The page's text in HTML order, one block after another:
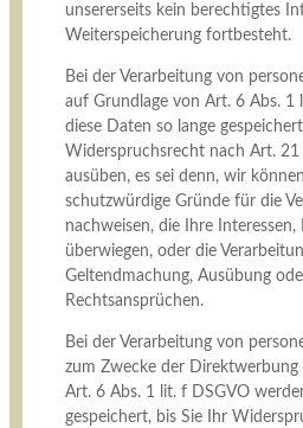
unsererseits kein berechtigtes
Weiterspeicherung fortbesteht.
Bei der Verarbeitung von
auf Grundlage von Art. 6 Abs. 1
diese Daten so lange
Widerspruchsrecht nach Art. 21
ausüben, es sei denn, wir
schutzwürdige Gründe für die
nachweisen, die Ihre
überwiegen, oder die
Geltendmachung, Ausübung
Rechtsansprüchen.
Bei der Verarbeitung von
zum Zwecke der Direktwerbung
Art. 6 Abs. 1 lit. f DSGVO
gespeichert, bis Sie Ihr